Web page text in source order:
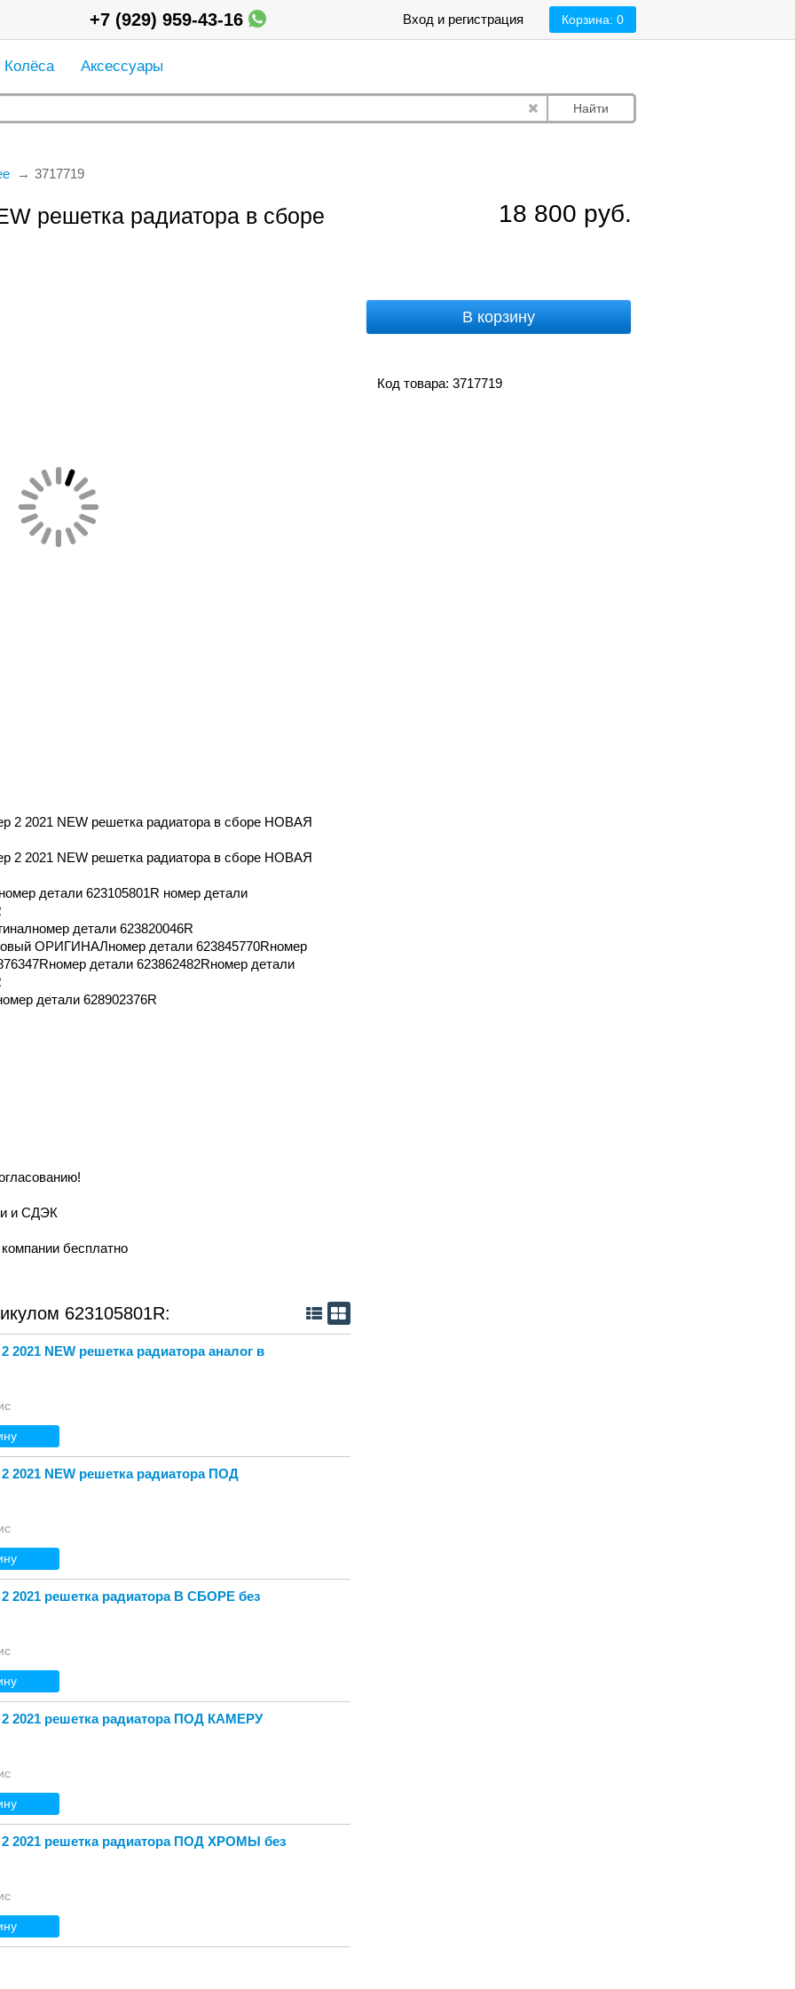
Корзина: 0
Вход и регистрация
+7 (929) 959-43-16
Колёса Аксессуары
Найти
3717719
решетка радиатора в сборе
18 800 руб.
В корзину
Код товара: 3717719
2 2021 NEW решетка радиатора в сборе НОВАЯ
2 2021 NEW решетка радиатора в сборе НОВАЯ
детали 623105801R номер детали
детали 623820046R
ОРИГИНАЛномер детали 623845770Rномер
детали 623862482Rномер детали
детали 628902376R
и СДЭК
бесплатно
623105801R:
2021 NEW решетка радиатора аналог в
2021 NEW решетка радиатора ПОД
2021 решетка радиатора В СБОРЕ без
2 2021 решетка радиатора ПОД КАМЕРУ
2 2021 решетка радиатора ПОД ХРОМЫ без